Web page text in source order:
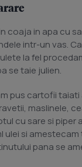
coaja in apa cu
intr-un vas.
la fel
se taie julien.
pus cartofii
maslinele,
cu sare si piper
ulei si
pana se